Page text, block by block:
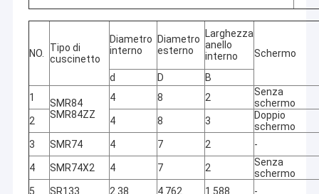
NO.
Tipo di
cuscinetto
Diametro
interno
Diametro
esterno
Larghezza
anello
interno
Schermo
d D
B
1
SMR84
SMR84ZZ
4 8 2
Senza
schermo
2
4 8 3
Doppio
schermo
3
SMR74 4 7 2 -
4 SMR74X2 4 7 2
Senza
schermo
5
SR133 2.38 4.762 1.588 -